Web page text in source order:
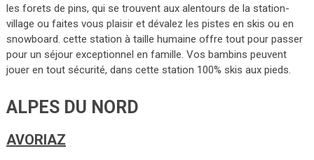
les forets de pins, qui se trouvent aux alentours de la station-
village ou faites vous plaisir et dévalez les pistes en skis ou en
snowboard. cette station à taille humaine offre tout pour passer
pour un séjour exceptionnel en famille. Vos bambins peuvent
jouer en tout sécurité, dans cette station 100% skis aux pieds.
ALPES DU NORD
AVORIAZ